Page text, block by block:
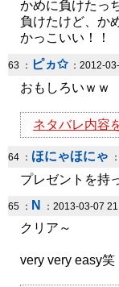
かめに負けたっ
負けたけど、か
かっこいい！！
63 ： ピヵ✩：2012-
おもしろいｗｗ
ネタバレ内容
64 ： ほにゃほにゃ
プレゼントを持
65 ： N ：2013-03-07
クリア～
very very easy笑